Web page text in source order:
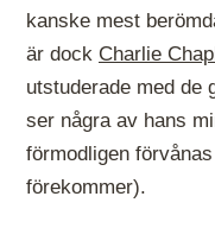
kanske mest
är dock Charlie
utstuderade med de
ser några av hans
förmodligen
förekommer).